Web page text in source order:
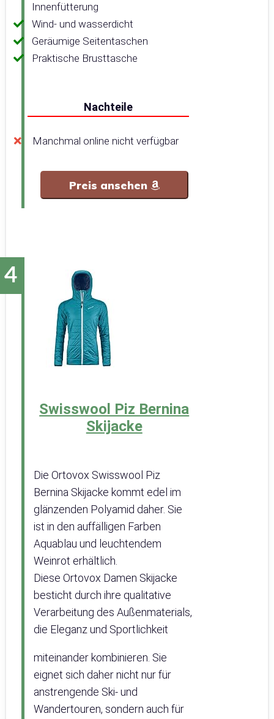
Innenfütterung
Wind- und wasserdicht
Geräumige Seitentaschen
Praktische Brusttasche
Nachteile
Manchmal online nicht verfügbar
Preis ansehen
Swisswool Piz Bernina
Skijacke
Die Ortovox Swisswool Piz
Bernina Skijacke kommt edel im
glänzenden Polyamid daher. Sie
ist in den auffälligen Farben
Aquablau und leuchtendem
Weinrot erhältlich.
Diese Ortovox Damen Skijacke
besticht durch ihre qualitative
Verarbeitung des Außenmaterials,
die Eleganz und Sportlichkeit
miteinander kombinieren. Sie
eignet sich daher nicht nur für
anstrengende Ski- und
Wandertouren, sondern auch für